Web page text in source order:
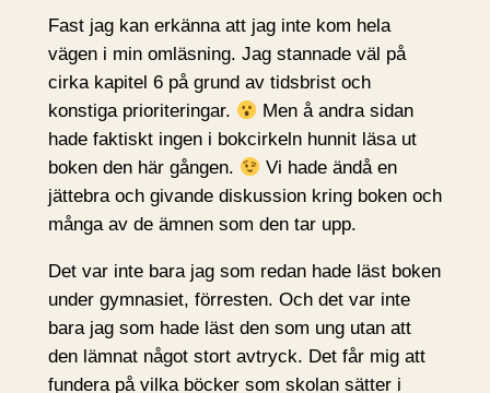
Fast jag kan erkänna att jag inte kom hela
vägen i min omläsning. Jag stannade väl på
cirka kapitel 6 på grund av tidsbrist och
konstiga prioriteringar.
Men å andra sidan
hade faktiskt ingen i bokcirkeln hunnit läsa ut
boken den här gången.
Vi hade ändå en
jättebra och givande diskussion kring boken och
många av de ämnen som den tar upp.
Det var inte bara jag som redan hade läst boken
under gymnasiet, förresten. Och det var inte
bara jag som hade läst den som ung utan att
den lämnat något stort avtryck. Det får mig att
fundera på vilka böcker som skolan sätter i